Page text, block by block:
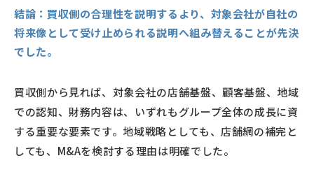
結論： 買収側の合理性を説明するより、対象会社が自社の
将来像として受け止められる説明へ組み替えることが先決
でした。
買収側から見れば、対象会社の店舗基盤、顧客基盤、地域
での認知、財務内容は、いずれもグループ全体の成長に資
する重要な要素です。地域戦略としても、店舗網の補完と
しても、M&Aを検討する理由は明確でした。